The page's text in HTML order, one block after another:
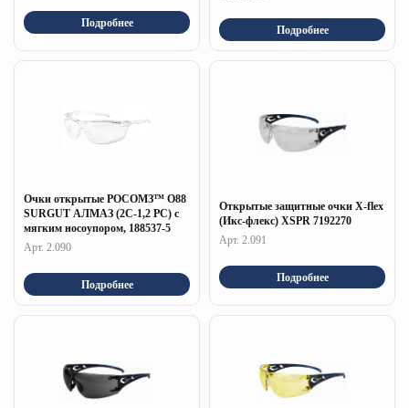
Подробнее
Подробнее
Очки открытые РОСОМЗ™ О88
SURGUT АЛМАЗ (2С-1,2 PC) с
мягким носоупором, 188537-5
Арт. 2.090
Подробнее
Открытые защитные очки X-flex
(Икс-флекс) XSPR 7192270
Арт. 2.091
Подробнее